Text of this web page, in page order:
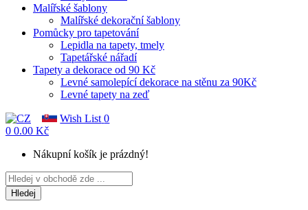
Malířské šablony
Malířské dekorační šablony
Pomůcky pro tapetování
Lepidla na tapety, tmely
Tapetářské nářadí
Tapety a dekorace od 90 Kč
Levné samolepící dekorace na stěnu za 90Kč
Levné tapety na zeď
Wish List 0
0 0.00 Kč
Nákupní košík je prázdný!
Hledej